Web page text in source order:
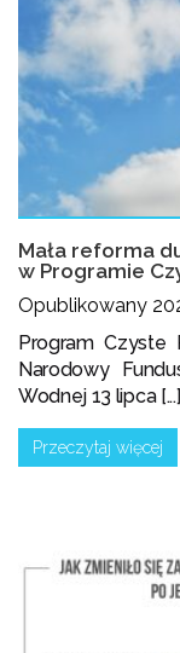
Mała reforma
w Programie
Opublikowany
Program Czyste
Narodowy
Wodnej 13 lipca [...]
Przeczytaj więcej